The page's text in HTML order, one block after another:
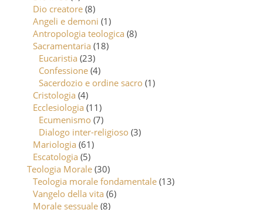
Dio creatore (8)
Angeli e demoni (1)
Antropologia teologica (8)
Sacramentaria (18)
Eucaristia (23)
Confessione (4)
Sacerdozio e ordine sacro (1)
Cristologia (4)
Ecclesiologia (11)
Ecumenismo (7)
Dialogo inter-religioso (3)
Mariologia (61)
Escatologia (5)
Teologia Morale (30)
Teologia morale fondamentale (13)
Vangelo della vita (6)
Morale sessuale (8)